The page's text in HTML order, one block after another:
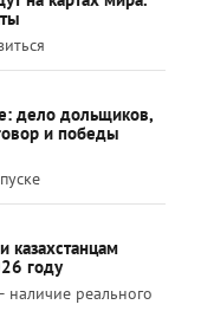
дело дольщиков,
и победы
казахстанцам
году
наличие реального